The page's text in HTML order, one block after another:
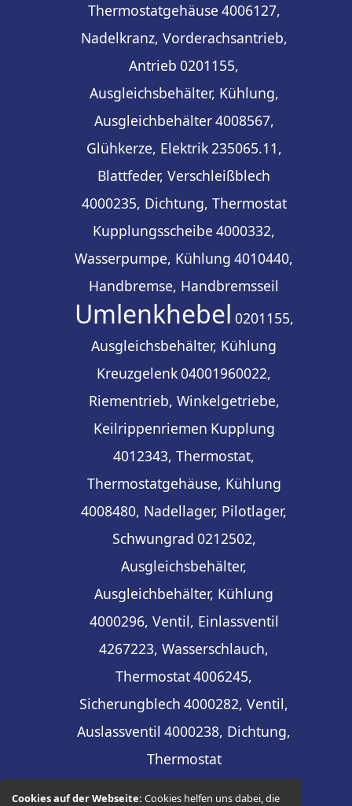
Cookies auf der Webseite:Cookies helfen uns dabei, die
Thermostatgehäuse 4006127,
Nadelkranz, Vorderachsantrieb,
Antrieb 0201155,
Ausgleichsbehälter, Kühlung,
Ausgleichbehälter4008567,
Glühkerze, Elektrik235065.11,
Blattfeder, Verschleißblech
4000235, Dichtung, Thermostat
Kupplungsscheibe 4000332,
Wasserpumpe, Kühlung 4010440,
Handbremse, Handbremsseil
Umlenkhebel 0201155,
Ausgleichsbehälter, Kühlung
Kreuzgelenk04001960022,
Riementrieb, Winkelgetriebe,
Keilrippenriemen Kupplung
4012343, Thermostat,
Thermostatgehäuse, Kühlung
4008480, Nadellager, Pilotlager,
Schwungrad 0212502,
Ausgleichsbehälter,
Ausgleichbehälter, Kühlung
4000296, Ventil, Einlassventil
4267223, Wasserschlauch,
Thermostat4006245,
Sicherungblech 4000282, Ventil,
Auslassventil 4000238, Dichtung,
Thermostat